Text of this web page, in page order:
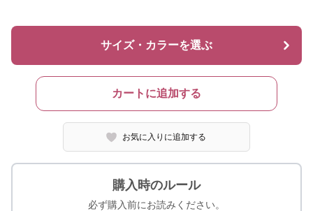
サイズ・カラーを選ぶ
カートに追加する
お気に入りに追加する
購入時のルール
必ず購入前にお読みください。